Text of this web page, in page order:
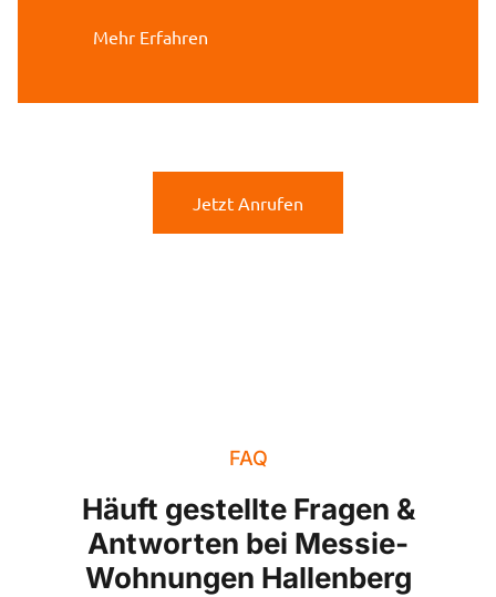
Mehr Erfahren
Jetzt Anrufen
FAQ
Häuft gestellte Fragen &
Antworten bei Messie-
Wohnungen Hallenberg